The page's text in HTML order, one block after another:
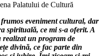
Palatului de Cultură
eveniment cultural, dar
spirituală, ce mi s-a oferit. A
realizat un program de
divină, ce fac parte din